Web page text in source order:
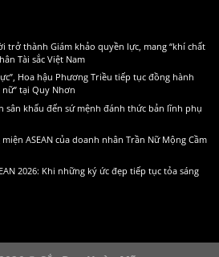
trở thành Giám khảo quyền lực, mang “khí chất
Tài sắc Việt Nam
Hoa hậu Phương Triều tiếp tục đồng hành
tại Quy Nhơn
sân khấu đến sứ mệnh đánh thức bản lĩnh phụ
ASEAN của doanh nhân Trần Nữ Mộng Cầm
2026: Khi những ký ức đẹp tiếp tục tỏa sáng